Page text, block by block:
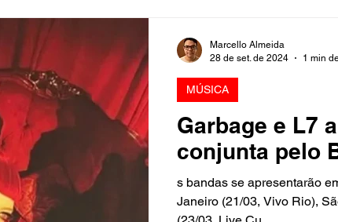
Garbage e L7
conjunta pelo
s bandas se apresentarão
Janeiro (21/03, Vivo Rio),
MÚSICA
Marcello Almeida
28 de set. de 2024
1 min